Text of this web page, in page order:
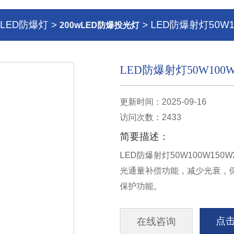
LED防爆灯 > 200wLED防爆投光灯> LED防爆射灯
LED防爆射灯
更新时间：2025-09-16
访问次数：2433
简要描述：
LED防爆射灯
光通量补偿功能，减少光衰，
保护功能。
在线咨询 点